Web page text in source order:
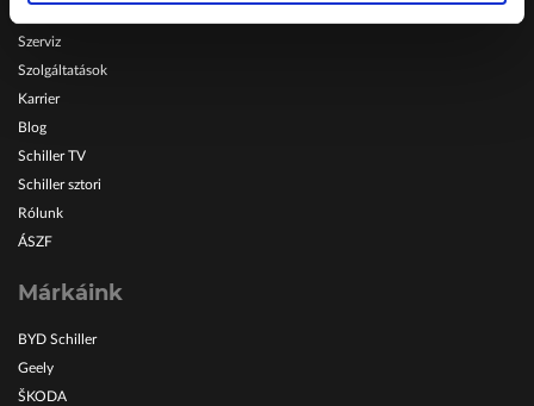
Szerviz
Szolgáltatások
Karrier
Blog
Schiller TV
Schiller sztori
Rólunk
ÁSZF
Márkáink
BYD Schiller
Geely
ŠKODA